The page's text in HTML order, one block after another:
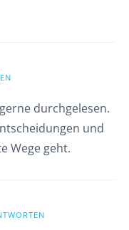
durchgelesen.
und
Wege geht.